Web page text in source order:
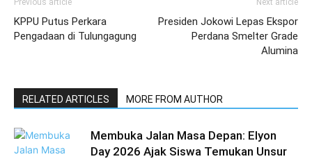
Previous article
KPPU Putus Perkara
Pengadaan di Tulungagung
Next article
Presiden Jokowi Lepas Ekspor
Perdana Smelter Grade
Alumina
RELATED ARTICLES MORE FROM AUTHOR
Membuka Jalan Masa Depan: Elyon
Day 2026 Ajak Siswa Temukan Unsur